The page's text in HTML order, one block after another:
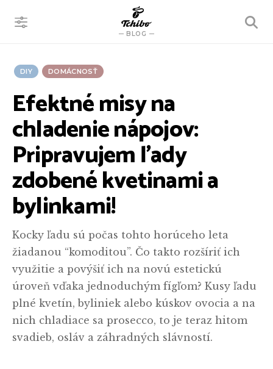
BLOG
VYHĽADÁVANIE
DIY DOMÁCNOSŤ
Efektné misy na
chladenie nápojov:
Pripravujem ľady
zdobené kvetinami a
bylinkami!
Kocky ľadu sú počas tohto horúceho leta
žiadanou “komoditou”. Čo takto rozšíriť ich
využitie a povýšiť ich na novú estetickú
úroveň vďaka jednoduchým fígľom? Kusy ľadu
plné kvetín, byliniek alebo kúskov ovocia a na
nich chladiace sa prosecco, to je teraz hitom
svadieb, osláv a záhradných slávností.